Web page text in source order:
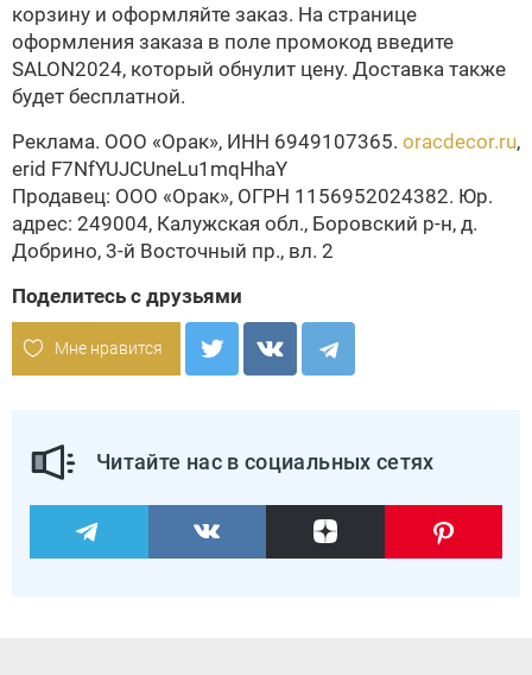
корзину и оформляйте заказ. На странице
оформления заказа в поле промокод введите
SALON2024, который обнулит цену. Доставка также
будет бесплатной.
Реклама. ООО «Орак», ИНН 6949107365. oracdecor.ru,
erid F7NfYUJCUneLu1mqHhaY
Продавец: ООО «Орак», ОГРН 1156952024382. Юр.
адрес: 249004, Калужская обл., Боровский р-н, д.
Добрино, 3-й Восточный пр., вл. 2
Поделитесь с друзьями
Мне нравится
Читайте нас в социальных сетях